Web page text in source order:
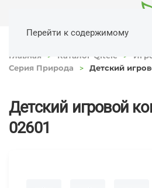
Перейти к содержимому
Главная Каталог Qitele
Серия Природа
Детский
Детский игровой
02601